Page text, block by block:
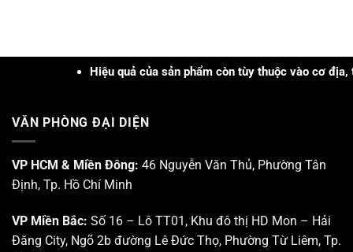
mụn
học
“Cập
–
nghệ
học
Hiệu quả của sản phẩm còn tùy thuộc vào cơ địa, tình
VĂN PHÒNG ĐẠI DIỆN
VP HCM & Miền Đông: 46 Nguyễn Văn Thủ, Phường Tân
Định, Tp. Hồ Chí Minh
VP Miền Bắc: Số 16 – Lô TT01, Khu đô thị HD Mon – Hải
Đăng City, Ngõ 2b đường Lê Đức Thọ, Phường Từ Liêm, Tp.